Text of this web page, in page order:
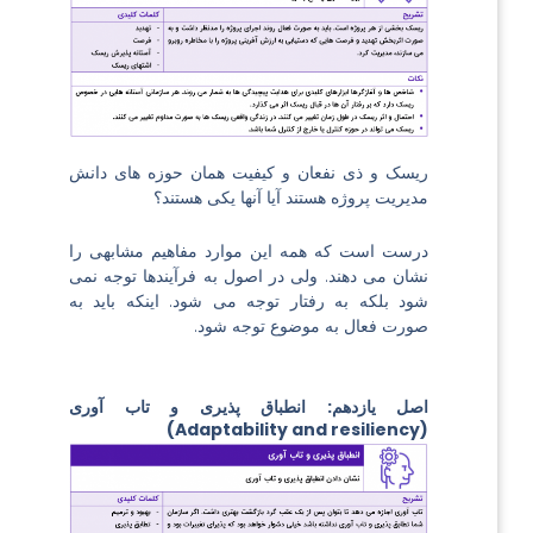
ریسک و ذی نفعان و کیفیت همان حوزه های دانش
مدیریت پروژه هستند آیا آنها یکی هستند؟
درست است که همه این موارد مفاهیم مشابهی را
نشان می دهند. ولی در اصول به فرآیندها توجه نمی
شود بلکه به رفتار توجه می شود. اینکه باید به
صورت فعال به موضوع توجه شود.
اصل یازدهم: انطباق پذیری و تاب آوری
(Adaptability and resiliency)